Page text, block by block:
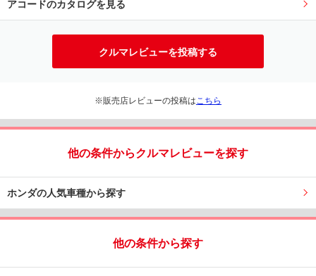
アコードのカタログを見る
クルマレビューを投稿する
※販売店レビューの投稿は こちら
他の条件からクルマレビューを探す
ホンダの人気車種から探す
他の条件から探す